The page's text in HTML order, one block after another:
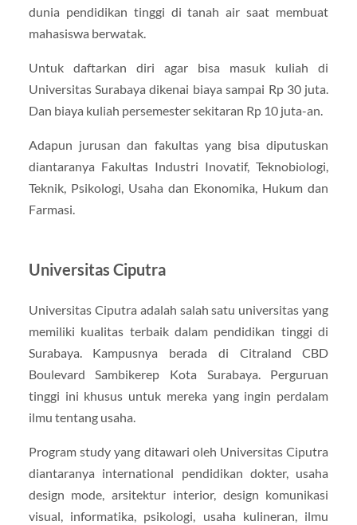
dunia pendidikan tinggi di tanah air saat membuat
mahasiswa berwatak.
Untuk daftarkan diri agar bisa masuk kuliah di
Universitas Surabaya dikenai biaya sampai Rp 30 juta.
Dan biaya kuliah persemester sekitaran Rp 10 juta-an.
Adapun jurusan dan fakultas yang bisa diputuskan
diantaranya Fakultas Industri Inovatif, Teknobiologi,
Teknik, Psikologi, Usaha dan Ekonomika, Hukum dan
Farmasi.
Universitas Ciputra
Universitas Ciputra adalah salah satu universitas yang
memiliki kualitas terbaik dalam pendidikan tinggi di
Surabaya. Kampusnya berada di Citraland CBD
Boulevard Sambikerep Kota Surabaya. Perguruan
tinggi ini khusus untuk mereka yang ingin perdalam
ilmu tentang usaha.
Program study yang ditawari oleh Universitas Ciputra
diantaranya international pendidikan dokter, usaha
design mode, arsitektur interior, design komunikasi
visual, informatika, psikologi, usaha kulineran, ilmu